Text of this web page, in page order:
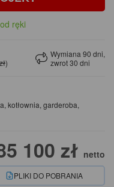
kotłownia, garderoba,
100 zł netto
PLIKI DO POBRANIA
ręki
)
Wymiana 90 dni,
zwrot 30 dni